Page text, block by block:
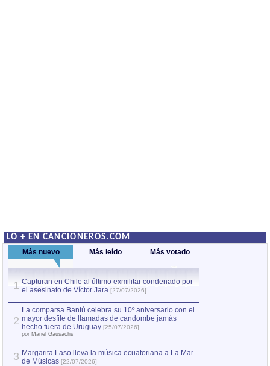
LO + EN CANCIONEROS.COM
Más nuevo Más leído Más votado
1 Capturan en Chile al último exmilitar condenado por
el asesinato de Víctor Jara [27/07/2026]
2
La comparsa Bantú celebra su 10º aniversario con el
mayor desfile de llamadas de candombe jamás
hecho fuera de Uruguay [25/07/2026]
por Manel Gausachs
3 Margarita Laso lleva la música ecuatoriana a La Mar
de Músicas [22/07/2026]